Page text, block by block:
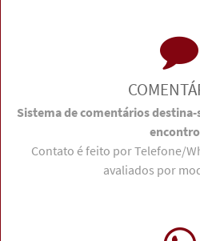
Sistema de comentários
Contato é feito por Telefone/
avaliados por